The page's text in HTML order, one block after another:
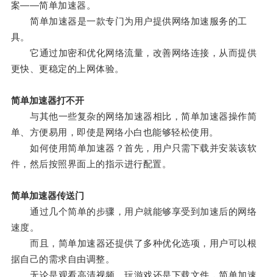
案——简单加速器。
简单加速器是一款专门为用户提供网络加速服务的工
具。
它通过加密和优化网络流量，改善网络连接，从而提供
更快、更稳定的上网体验。
简单加速器打不开
与其他一些复杂的网络加速器相比，简单加速器操作简
单、方便易用，即使是网络小白也能够轻松使用。
如何使用简单加速器？首先，用户只需下载并安装该软
件，然后按照界面上的指示进行配置。
简单加速器传送门
通过几个简单的步骤，用户就能够享受到加速后的网络
速度。
而且，简单加速器还提供了多种优化选项，用户可以根
据自己的需求自由调整。